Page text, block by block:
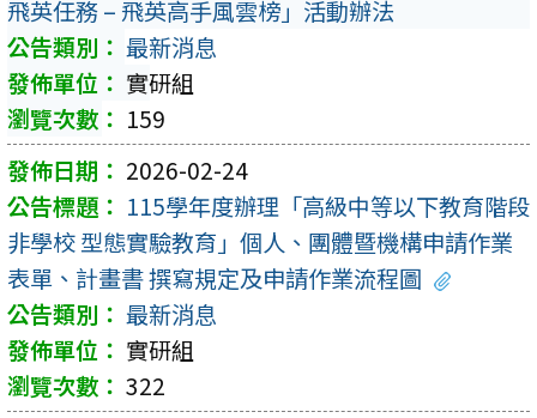
飛英任務 – 飛英高手風雲榜」活動辦法
最新消息
實研組
159
2026-02-24
115學年度辦理「高級中等以下教育階段
非學校 型態實驗教育」個人、團體暨機構申請作業
表單、計畫書 撰寫規定及申請作業流程圖
最新消息
實研組
322